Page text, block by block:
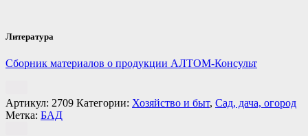
Литература
Сборник материалов о продукции АЛТОМ-Консульт
Артикул: 2709 Категории: Хозяйство и быт, Сад, дача, огород
Метка: БАД